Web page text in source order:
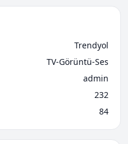
Trendyol
TV-Görüntü-Ses
admin
232
84